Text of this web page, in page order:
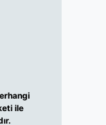
ile